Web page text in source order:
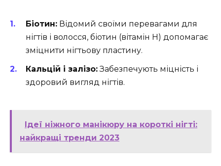
Біотин: Відомий своїми перевагами для
нігтів і волосся, біотин (вітамін H) допомагає
зміцнити нігтьову пластину.
Кальцій і залізо:Забезпечують міцність і
здоровий вигляд нігтів.
Ідеї ніжного манікюру на короткі нігті:
найкращі тренди 2023